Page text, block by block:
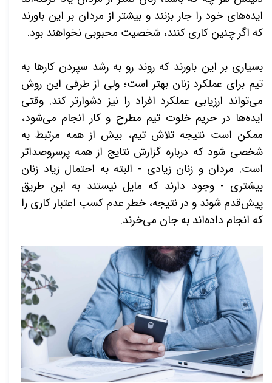
ایده‌های خود را جار بزنند و بیشتر از مردان بر این باورند
که اگر چنین کاری کنند، شخصیت محبوبی نخواهند بود.
بسیاری بر این باورند که روند رو به رشد سپردن کارها به
تیم برای عملکرد زنان بهتر است؛ ولی از طرفی این روش
می‌تواند ارزیابی عملکرد افراد را نیز دشوارتر کند. وقتی
ایده‌ها در حریم خلوت تیم مطرح و کار انجام می‌شود،
ممکن است نتیجه تلاش تیم، بیش از همه مرتبط به
شخصی شود که درباره گزارش نتایج از همه پرسروصداتر
است. مردان و زنان زیادی - البته به احتمال زیاد زنان
بیشتری - وجود دارند که مایل نیستند به این طریق
پیش‌قدم شوند و در نتیجه، خطر عدم کسب اعتبار کاری را
که انجام داده‌اند به جان می‌خرند.